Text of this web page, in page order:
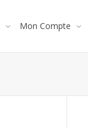
Mon Compte